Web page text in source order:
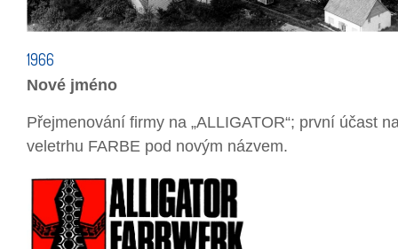
1966
Nové jméno
Přejmenování firmy na „ALLIGATOR“; první účast
veletrhu FARBE pod novým názvem.